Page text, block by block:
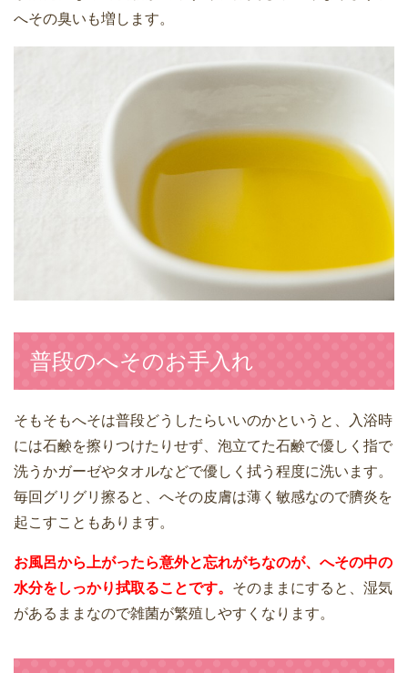
へその臭いも増します。
普段のへそのお手入れ
そもそもへそは普段どうしたらいいのかというと、入浴時
には石鹸を擦りつけたりせず、泡立てた石鹸で優しく指で
洗うかガーゼやタオルなどで優しく拭う程度に洗います。
毎回グリグリ擦ると、へその皮膚は薄く敏感なので臍炎を
起こすこともあります。
お風呂から上がったら意外と忘れがちなのが、へその中の
水分をしっかり拭取ることです。 そのままにすると、湿気
があるままなので雑菌が繁殖しやすくなります。